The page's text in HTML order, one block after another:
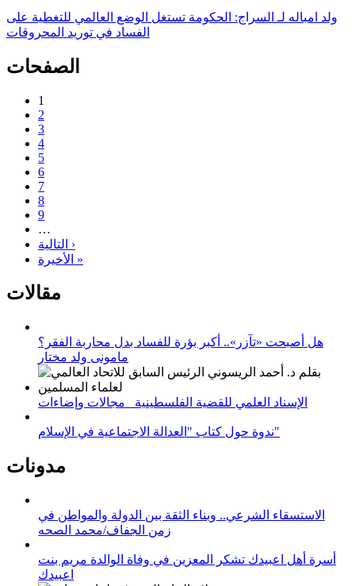
ولد امباله لـ السراج: الحكومة تستغل الوضع العالمي للتغطية على
الفساد في توريد المحروقات
الصفحات
1
2
3
4
5
6
7
8
9
…
التالية ›
الأخيرة »
مقالات
هل أصبحت «تآزر».. أكبر بؤرة للفساد بدل محاربة الفقر؟
مامونى ولد مختار
الإسناد العلمي للقضية الفلسطينية_ مجالات وإضاءات
ندوة حول كتاب "العدالة الاجتماعية في الإسلام"
مدونات
الاستسقاء الشرعي.. وبناء الثقة بين الدولة والمواطن في
زمن الجفاف/محمد الصحه
أسرة أهل اعبيدك تشكر المعزين في وفاة الوالدة مريم بنت
اعبيدك